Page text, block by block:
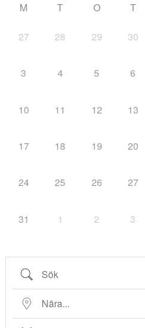
M T O T
27 28 29 30
3 4 5 6
10 11 12 13
17 18 19 20
24 25 26 27
31 1 2 3
Sök
Nära...